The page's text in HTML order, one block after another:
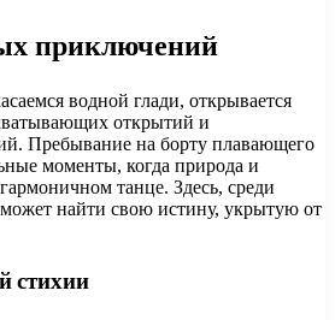
приключений
водной глади, открывается
открытий и
Пребывание на борту плавающего
моменты, когда природа и
танце. Здесь, среди
найти свою истину, укрытую от
стихии